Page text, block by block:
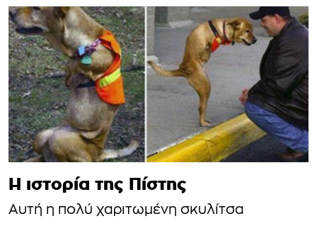
Η ιστορία της Πίστης
Αυτή η πολύ χαριτωμένη σκυλίτσα